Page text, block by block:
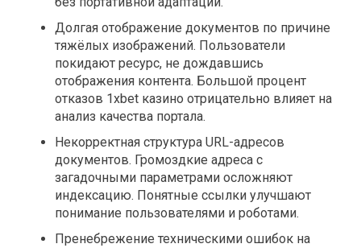
Долгая отображение документов по причине
тяжёлых изображений. Пользователи
покидают ресурс, не дождавшись
отображения контента. Большой процент
отказов 1xbet казино отрицательно влияет на
анализ качества портала.
Некорректная структура URL-адресов
документов. Громоздкие адреса с
загадочными параметрами осложняют
индексацию. Понятные ссылки улучшают
понимание пользователями и роботами.
Пренебрежение техническими ошибок на